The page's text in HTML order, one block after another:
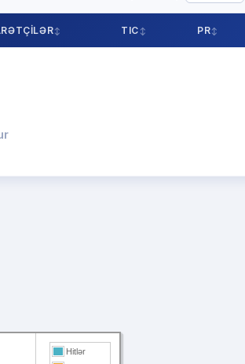
TIC PR
Hitlər